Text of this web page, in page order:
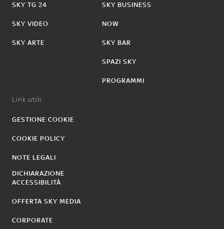
SKY TG 24
SKY VIDEO
SKY ARTE
SKY BUSINESS
NOW
SKY BAR
SPAZI SKY
PROGRAMMI
Link utili:
GESTIONE COOKIE
COOKIE POLICY
NOTE LEGALI
DICHIARAZIONE
ACCESSIBILITÀ
OFFERTA SKY MEDIA
CORPORATE